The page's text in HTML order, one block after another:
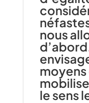
nous
moyens
le sens